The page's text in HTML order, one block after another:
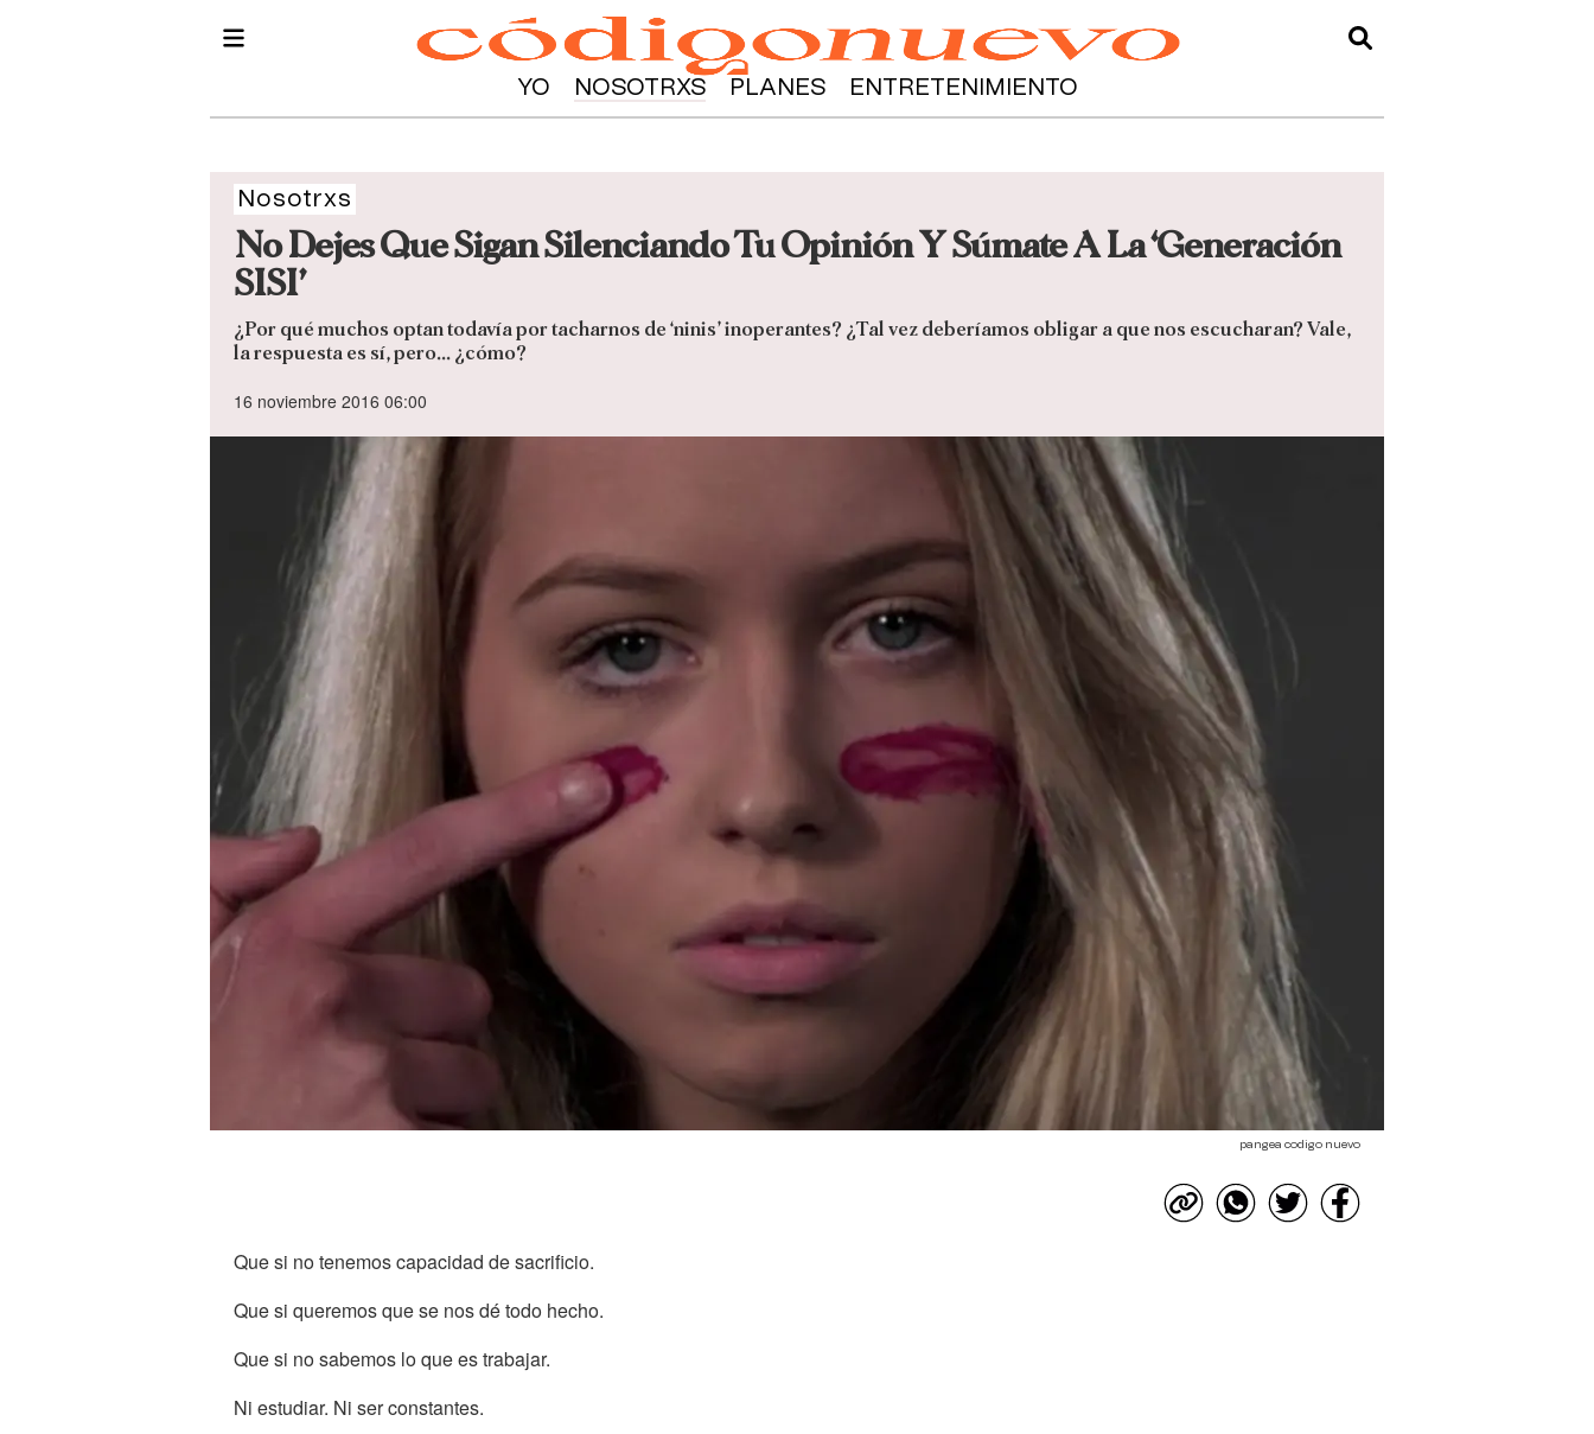
YO NOSOTRXS PLANES ENTRETENIMIENTO
Nosotrxs
No Dejes Que Sigan Silenciando Tu Opinión Y Súmate A La ‘Generación
SISI’
¿Por qué muchos optan todavía por tacharnos de ‘ninis’ inoperantes? ¿Tal vez deberíamos obligar a que nos escucharan? Vale,
la respuesta es sí, pero... ¿cómo?
16 noviembre 2016 06:00
pangea codigo nuevo
Que si no tenemos capacidad de sacrificio.
Que si queremos que se nos dé todo hecho.
Que si no sabemos lo que es trabajar.
Ni estudiar. Ni ser constantes.